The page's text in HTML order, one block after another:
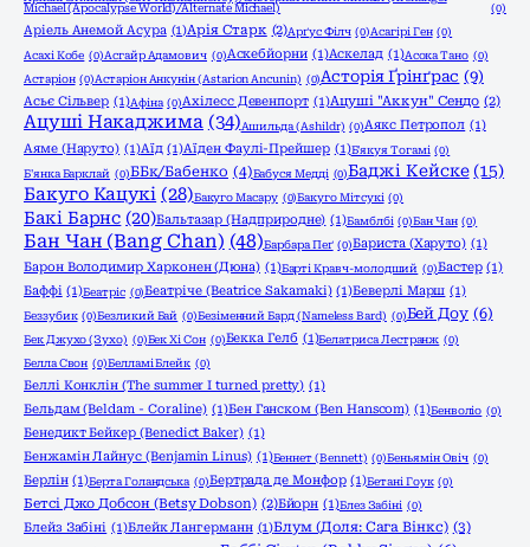
Michael (Apocalypse World)/Alternate Michael)
(0)
Аріель Анемой Асура (1)Арія Старк (2)Арґус Філч (0)Асагірі Ген (0)
Асахі Кобе (0)Асгайр Адамович (0)Аскебйорни (1)Аскелад (1)Асока Тано (0)
Астаріон (0)Астаріон Анкунін (Astarion Ancunin) (0)Асторія Ґрінґрас (9)
Асьє Сільвер (1)Афіна (0)Ахілесс Девенпорт (1)Ацуші "Аккун" Сендо (2)
Ацуші Накаджима (34)Ашильда (Ashildr) (0)Аякс Петропол (1)
Аяме (Наруто) (1)Аїд (1)Аїден Фаулі-Прейшер (1)Б'якуя Тогамі (0)
Б'янка Барклай (0)ББк/Бабенко (4)Бабуся Медді (0)Баджі Кейске (15)
Бакуго Кацукі (28)Бакуго Масару (0)Бакуго Мітсукі (0)
Бакі Барнс (20)Бальтазар (Надприродне) (1)Бамблбі (0)Бан Чан (0)
Бан Чан (Bang Chan) (48)Барбара Пеґ (0)Бариста (Харуто) (1)
Барон Володимир Харконен (Дюна) (1)Барті Кравч-молодший (0)Бастер (1)
Баффі (1)Беатріс (0)Беатріче (Beatrice Sakamaki) (1)Беверлі Марш (1)
Беззубик (0)Безликий Бай (0)Безіменний Бард (Nameless Bard) (0)Бей Доу (6)
Бек Джухо (Зухо) (0)Бек Хі Сон (0)Бекка Гелб (1)Белатриса Лестранж (0)
Белла Свон (0)Белламі Блейк (0)
Беллі Конклін (The summer I turned pretty) (1)
Бельдам (Beldam - Coraline) (1)Бен Ганском (Ben Hanscom) (1)Бенволіо (0)
Бенедикт Бейкер (Benedict Baker) (1)
Бенжамін Лайнус (Benjamin Linus) (1)Беннет (Bennett) (0)Беньямін Овіч (0)
Берлін (1)Берта Голандська (0)Бертрада де Монфор (1)Бетані Гоук (0)
Бетсі Джо Добсон (Betsy Dobson) (2)Бйорн (1)Блез Забіні (0)
Блейз Забіні (1)Блейк Лангерманн (1)Блум (Доля: Сага Вінкс) (3)